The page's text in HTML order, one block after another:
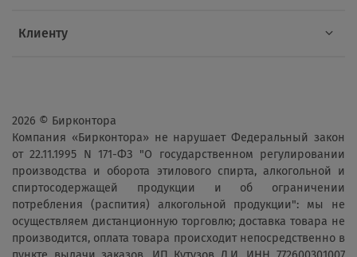
Клиенту
2026 © Бирконтора
Компания «Бирконтора» не нарушает Федеральный закон
от 22.11.1995 N 171-ФЗ "О государственном регулировании
производства и оборота этилового спирта, алкогольной и
спиртосодержащей продукции и об ограничении
потребления (распития) алкогольной продукции": мы не
осуществляем дистанционную торговлю; доставка товара не
производится, оплата товара происходит непосредственно в